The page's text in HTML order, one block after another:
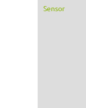
Sensor